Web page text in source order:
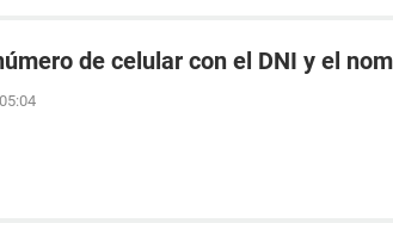
de celular con el DNI y el